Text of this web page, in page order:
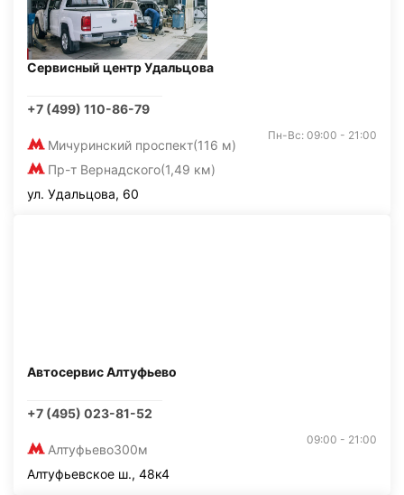
Сервисный центр Удальцова
+7 (499) 110-86-79
Мичуринский проспект(116 м)
Пр-т Вернадского(1,49 км)
Пн-Вс: 09:00 - 21:00
ул. Удальцова, 60
Автосервис Алтуфьево
+7 (495) 023-81-52
Алтуфьево300м
09:00 - 21:00
Алтуфьевское ш., 48к4